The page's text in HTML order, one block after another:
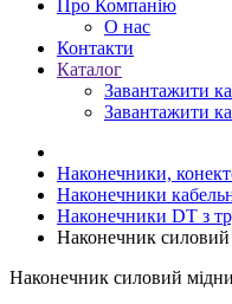
Про Компанію
О нас
Контакти
Каталог
Завантажити
Завантажити
Наконечники,
Наконечники
Наконечники DT з
Наконечник
Наконечник силовий